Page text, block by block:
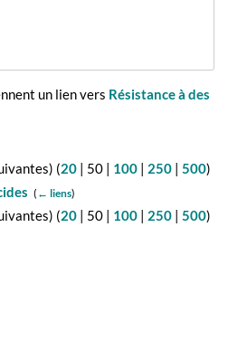
un lien vers Résistance à des
) (20 | 50 | 100 | 250 |500)
( ← liens)
) (20 | 50 | 100 | 250 |500)